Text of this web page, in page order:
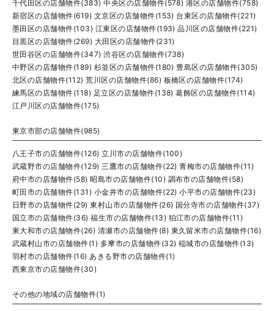
千代田区の店舗物件(383) 中央区の店舗物件(578) 港区の店舗物件(758)
新宿区の店舗物件(619) 文京区の店舗物件(153) 台東区の店舗物件(221)
墨田区の店舗物件(103) 江東区の店舗物件(193) 品川区の店舗物件(221)
目黒区の店舗物件(269) 大田区の店舗物件(231)
世田谷区の店舗物件(347) 渋谷区の店舗物件(738)
中野区の店舗物件(189) 杉並区の店舗物件(180) 豊島区の店舗物件(305)
北区の店舗物件(112) 荒川区の店舗物件(86) 板橋区の店舗物件(174)
練馬区の店舗物件(118) 足立区の店舗物件(138) 葛飾区の店舗物件(114)
江戸川区の店舗物件(175)
東京市部の店舗物件(985)
八王子市の店舗物件(126) 立川市の店舗物件(100)
武蔵野市の店舗物件(129) 三鷹市の店舗物件(22) 青梅市の店舗物件(11)
府中市の店舗物件(58) 昭島市の店舗物件(10) 調布市の店舗物件(58)
町田市の店舗物件(131) 小金井市の店舗物件(22) 小平市の店舗物件(23)
日野市の店舗物件(29) 東村山市の店舗物件(26) 国分寺市の店舗物件(37)
国立市の店舗物件(36) 福生市の店舗物件(13) 狛江市の店舗物件(11)
東大和市の店舗物件(26) 清瀬市の店舗物件(8) 東久留米市の店舗物件(16)
武蔵村山市の店舗物件(1) 多摩市の店舗物件(32) 稲城市の店舗物件(13)
羽村市の店舗物件(16) あきる野市の店舗物件(1)
西東京市の店舗物件(30)
その他の地域の店舗物件(1)